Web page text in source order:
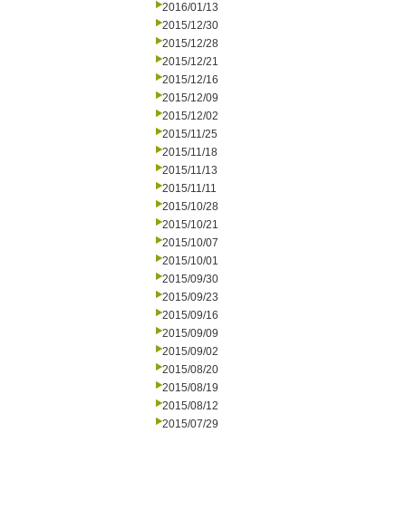
2016/01/13
2015/12/30
2015/12/28
2015/12/21
2015/12/16
2015/12/09
2015/12/02
2015/11/25
2015/11/18
2015/11/13
2015/11/11
2015/10/28
2015/10/21
2015/10/07
2015/10/01
2015/09/30
2015/09/23
2015/09/16
2015/09/09
2015/09/02
2015/08/20
2015/08/19
2015/08/12
2015/07/29